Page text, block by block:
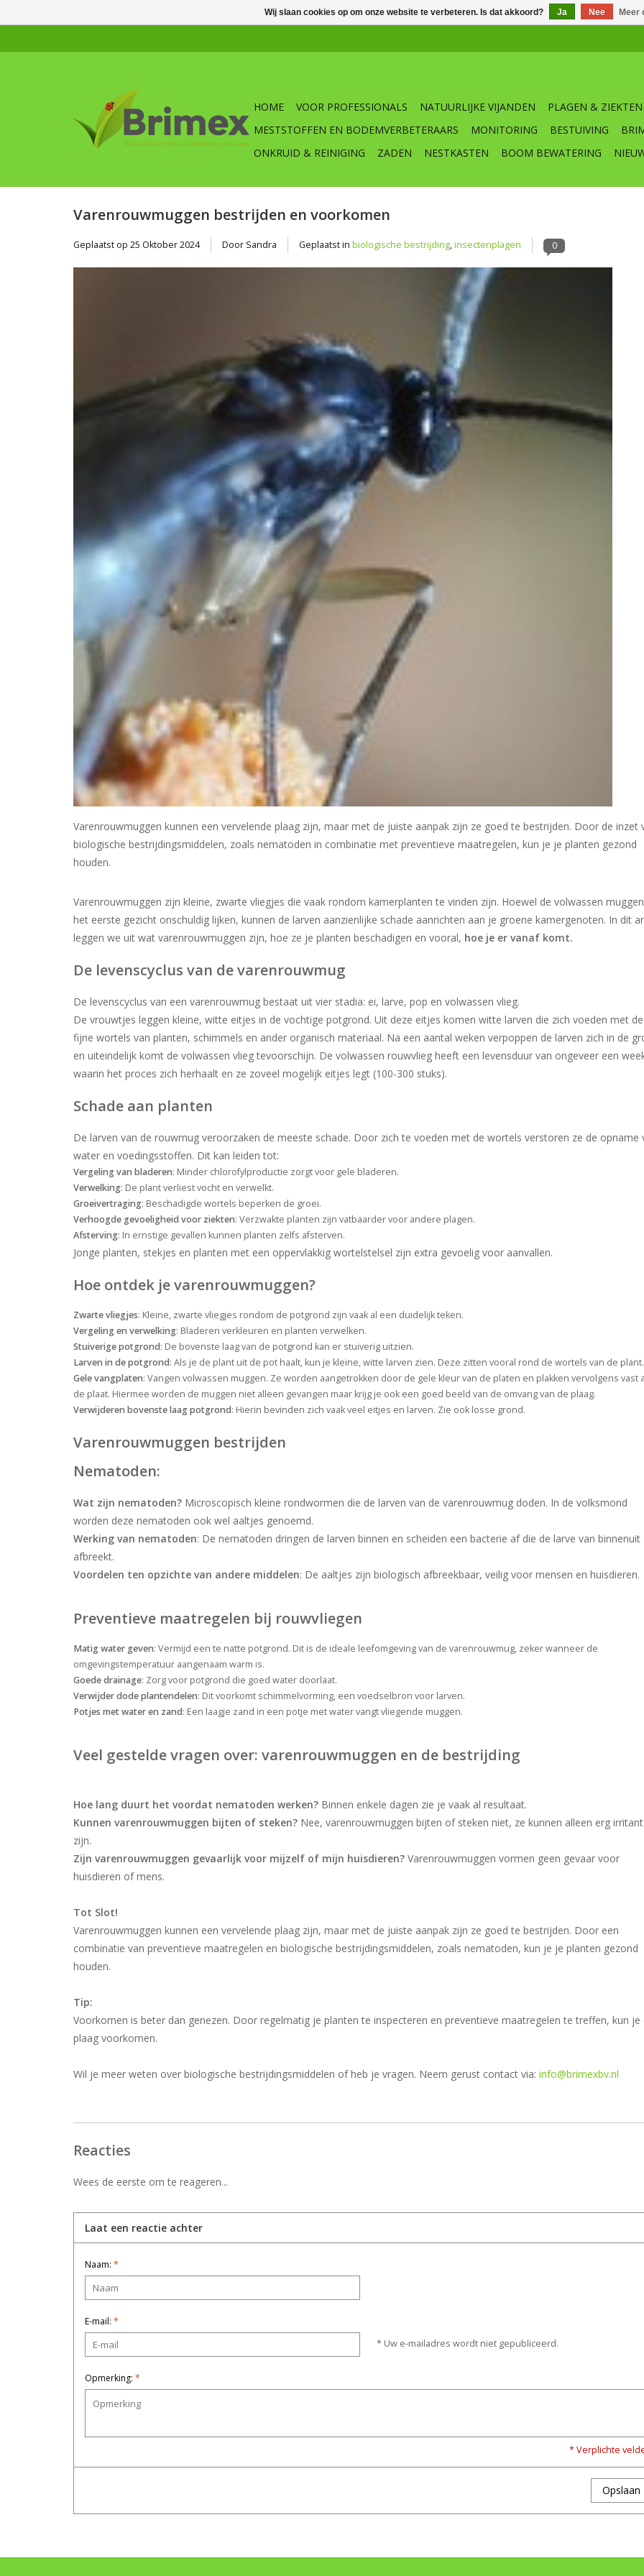
HOME VOOR PROFESSIONALS NATUURLIJKE VIJANDEN
PLAGEN & ZIEKTEN
MESTSTOFFEN EN BODEMVERBETERAARS
MONITORING BESTUIVING
ONKRUID & REINIGING
ZADEN NESTKASTEN BOOM BEWATERING
Varenrouwmuggen bestrijden en voorkomen
Geplaatst op 25 Oktober 2024 Door Sandra Geplaatst in biologische bestrijding,insectenplagen 0
Varenrouwmuggen kunnen een vervelende plaag zijn, maar met de juiste aanpak zijn ze goed te bestrijden. Door de inzet
biologische bestrijdingsmiddelen, zoals nematoden in combinatie met preventieve maatregelen, kun je je planten gezond
houden.
Varenrouwmuggen zijn kleine, zwarte vliegjes die vaak rondom kamerplanten te vinden zijn. Hoewel de volwassen
het eerste gezicht onschuldig lijken, kunnen de larven aanzienlijke schade aanrichten aan je groene kamergenoten. In dit
leggen we uit wat varenrouwmuggen zijn, hoe ze je planten beschadigen en vooral, hoe je er vanaf komt.
De levenscyclus van de varenrouwmug
De levenscyclus van een varenrouwmug bestaat uit vier stadia: ei, larve, pop en volwassen vlieg.
De vrouwtjes leggen kleine, witte eitjes in de vochtige potgrond. Uit deze eitjes komen witte larven die zich voeden met de
fijne wortels van planten, schimmels en ander organisch materiaal. Na een aantal weken verpoppen de larven zich in de
en uiteindelijk komt de volwassen vlieg tevoorschijn. De volwassen rouwvlieg heeft een levensduur van ongeveer een
waarin het proces zich herhaalt en ze zoveel mogelijk eitjes legt (100-300 stuks).
Schade aan planten
De larven van de rouwmug veroorzaken de meeste schade. Door zich te voeden met de wortels verstoren ze de opname
water en voedingsstoffen. Dit kan leiden tot:
Vergeling van bladeren: Minder chlorofylproductie zorgt voor gele bladeren.
Verwelking: De plant verliest vocht en verwelkt.
Groeivertraging: Beschadigde wortels beperken de groei.
Verhoogde gevoeligheid voor ziekten: Verzwakte planten zijn vatbaarder voor andere plagen.
Afsterving: In ernstige gevallen kunnen planten zelfs afsterven.
Jonge planten, stekjes en planten met een oppervlakkig wortelstelsel zijn extra gevoelig voor aanvallen.
Hoe ontdek je varenrouwmuggen?
Zwarte vliegjes: Kleine, zwarte vliegjes rondom de potgrond zijn vaak al een duidelijk teken.
Vergeling en verwelking: Bladeren verkleuren en planten verwelken.
Stuiverige potgrond: De bovenste laag van de potgrond kan er stuiverig uitzien.
Larven in de potgrond: Als je de plant uit de pot haalt, kun je kleine, witte larven zien. Deze zitten vooral rond de wortels van de plant.
Gele vangplaten: Vangen volwassen muggen. Ze worden aangetrokken door de gele kleur van de platen en plakken vervolgens vast
de plaat. Hiermee worden de muggen niet alleen gevangen maar krijg je ook een goed beeld van de omvang van de plaag.
Verwijderen bovenste laag potgrond: Hierin bevinden zich vaak veel eitjes en larven. Zie ook losse grond.
Varenrouwmuggen bestrijden
Nematoden:
Wat zijn nematoden? Microscopisch kleine rondwormen die de larven van de varenrouwmug doden. In de volksmond
worden deze nematoden ook wel aaltjes genoemd.
Werking van nematoden: De nematoden dringen de larven binnen en scheiden een bacterie af die de larve van binnenuit
afbreekt.
Voordelen ten opzichte van andere middelen: De aaltjes zijn biologisch afbreekbaar, veilig voor mensen en huisdieren.
Preventieve maatregelen bij rouwvliegen
Matig water geven: Vermijd een te natte potgrond. Dit is de ideale leefomgeving van de varenrouwmug, zeker wanneer de
omgevingstemperatuur aangenaam warm is.
Goede drainage: Zorg voor potgrond die goed water doorlaat.
Verwijder dode plantendelen: Dit voorkomt schimmelvorming, een voedselbron voor larven.
Potjes met water en zand: Een laagje zand in een potje met water vangt vliegende muggen.
Veel gestelde vragen over: varenrouwmuggen en de bestrijding
Hoe lang duurt het voordat nematoden werken? Binnen enkele dagen zie je vaak al resultaat.
Kunnen varenrouwmuggen bijten of steken? Nee, varenrouwmuggen bijten of steken niet, ze kunnen alleen erg irritant
zijn.
Zijn varenrouwmuggen gevaarlijk voor mijzelf of mijn huisdieren? Varenrouwmuggen vormen geen gevaar voor
huisdieren of mens.
Tot Slot!
Varenrouwmuggen kunnen een vervelende plaag zijn, maar met de juiste aanpak zijn ze goed te bestrijden. Door een
combinatie van preventieve maatregelen en biologische bestrijdingsmiddelen, zoals nematoden, kun je je planten gezond
houden.
Tip:
Voorkomen is beter dan genezen. Door regelmatig je planten te inspecteren en preventieve maatregelen te treffen, kun je
plaag voorkomen.
Wil je meer weten over biologische bestrijdingsmiddelen of heb je vragen. Neem gerust contact via: info@brimexbv.nl
Reacties
Wees de eerste om te reageren...
Laat een reactie achter
Naam: *
E-mail: *
* Uw e-mailadres wordt niet gepubliceerd.
Opmerking: *
* Verplichte
Opslaan
Wij slaan cookies op om onze website te verbeteren. Is dat akkoord? Ja Nee Meer